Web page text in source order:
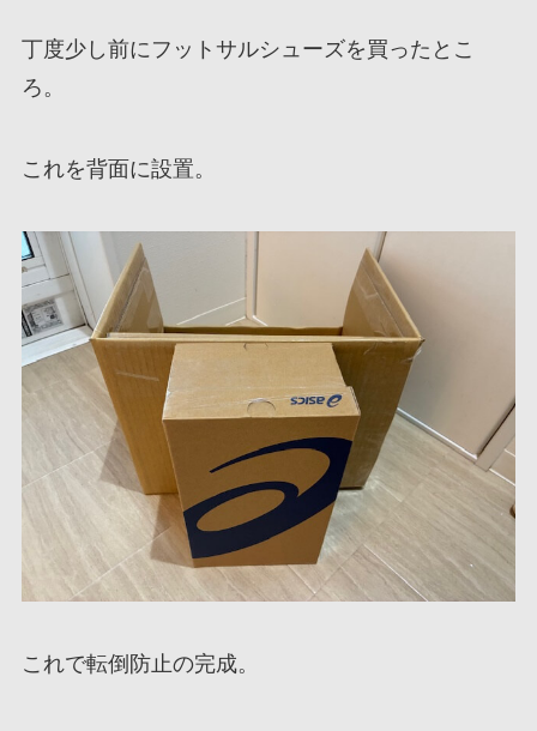
丁度少し前にフットサルシューズを買ったとこ
ろ。
これを背面に設置。
これで転倒防止の完成。